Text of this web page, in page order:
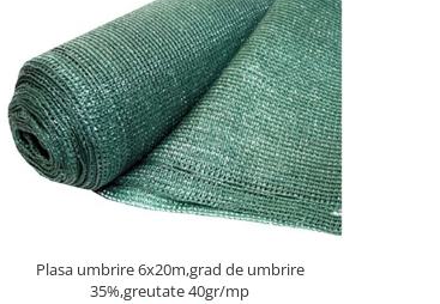
Plasa umbrire 6x20m,grad de umbrire
35%,greutate 40gr/mp